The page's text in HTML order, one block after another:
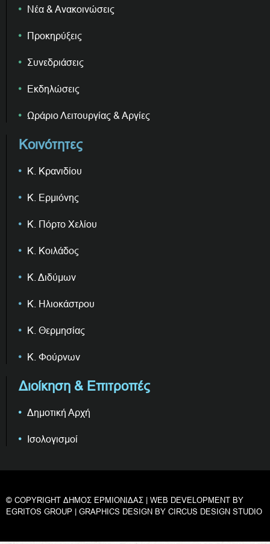
Νέα & Ανακοινώσεις
Προκηρύξεις
Συνεδριάσεις
Εκδηλώσεις
Ωράριο Λειτουργίας & Αργίες
Κοινότητες
Κ. Κρανιδίου
Κ. Ερμιόνης
Κ. Πόρτο Χελίου
Κ. Κοιλάδος
Κ. Διδύμων
Κ. Ηλιοκάστρου
Κ. Θερμησίας
Κ. Φούρνων
Διοίκηση & Επιτροπές
Δημοτική Αρχή
Ισολογισμοί
© COPYRIGHT ΔΗΜΟΣ ΕΡΜΙΟΝΙΔΑΣ | WEB DEVELOPMENT BY
EGRITOS GROUP | GRAPHICS DESIGN BY CIRCUS DESIGN STUDIO